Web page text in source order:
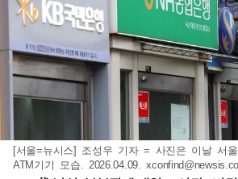
[서울=뉴시스] 조성우 기자 = 사진은 이날 서
ATM기기 모습. 2026.04.09.